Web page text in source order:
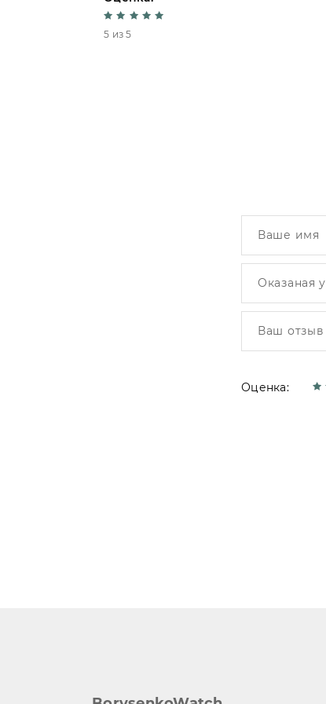
5 из 5
Оценка: